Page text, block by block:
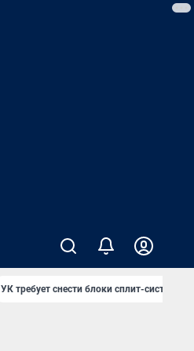
УК требует снести блоки сплит-систем